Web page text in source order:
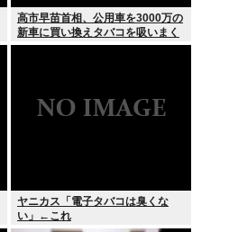
高市早苗首相、公用車を3000万の
新車に買い換えタバコを吸いまく
っていた
ヤニカス「電子タバコは臭くな
い」←これ